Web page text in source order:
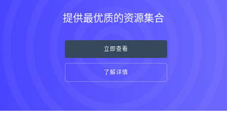
提供最优质的资源集合
立即查看
了解详情